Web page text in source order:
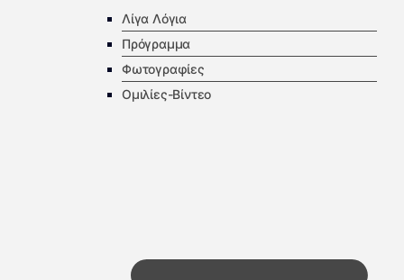
Λίγα Λόγια
Πρόγραμμα
Φωτογραφίες
Ομιλίες-Βίντεο